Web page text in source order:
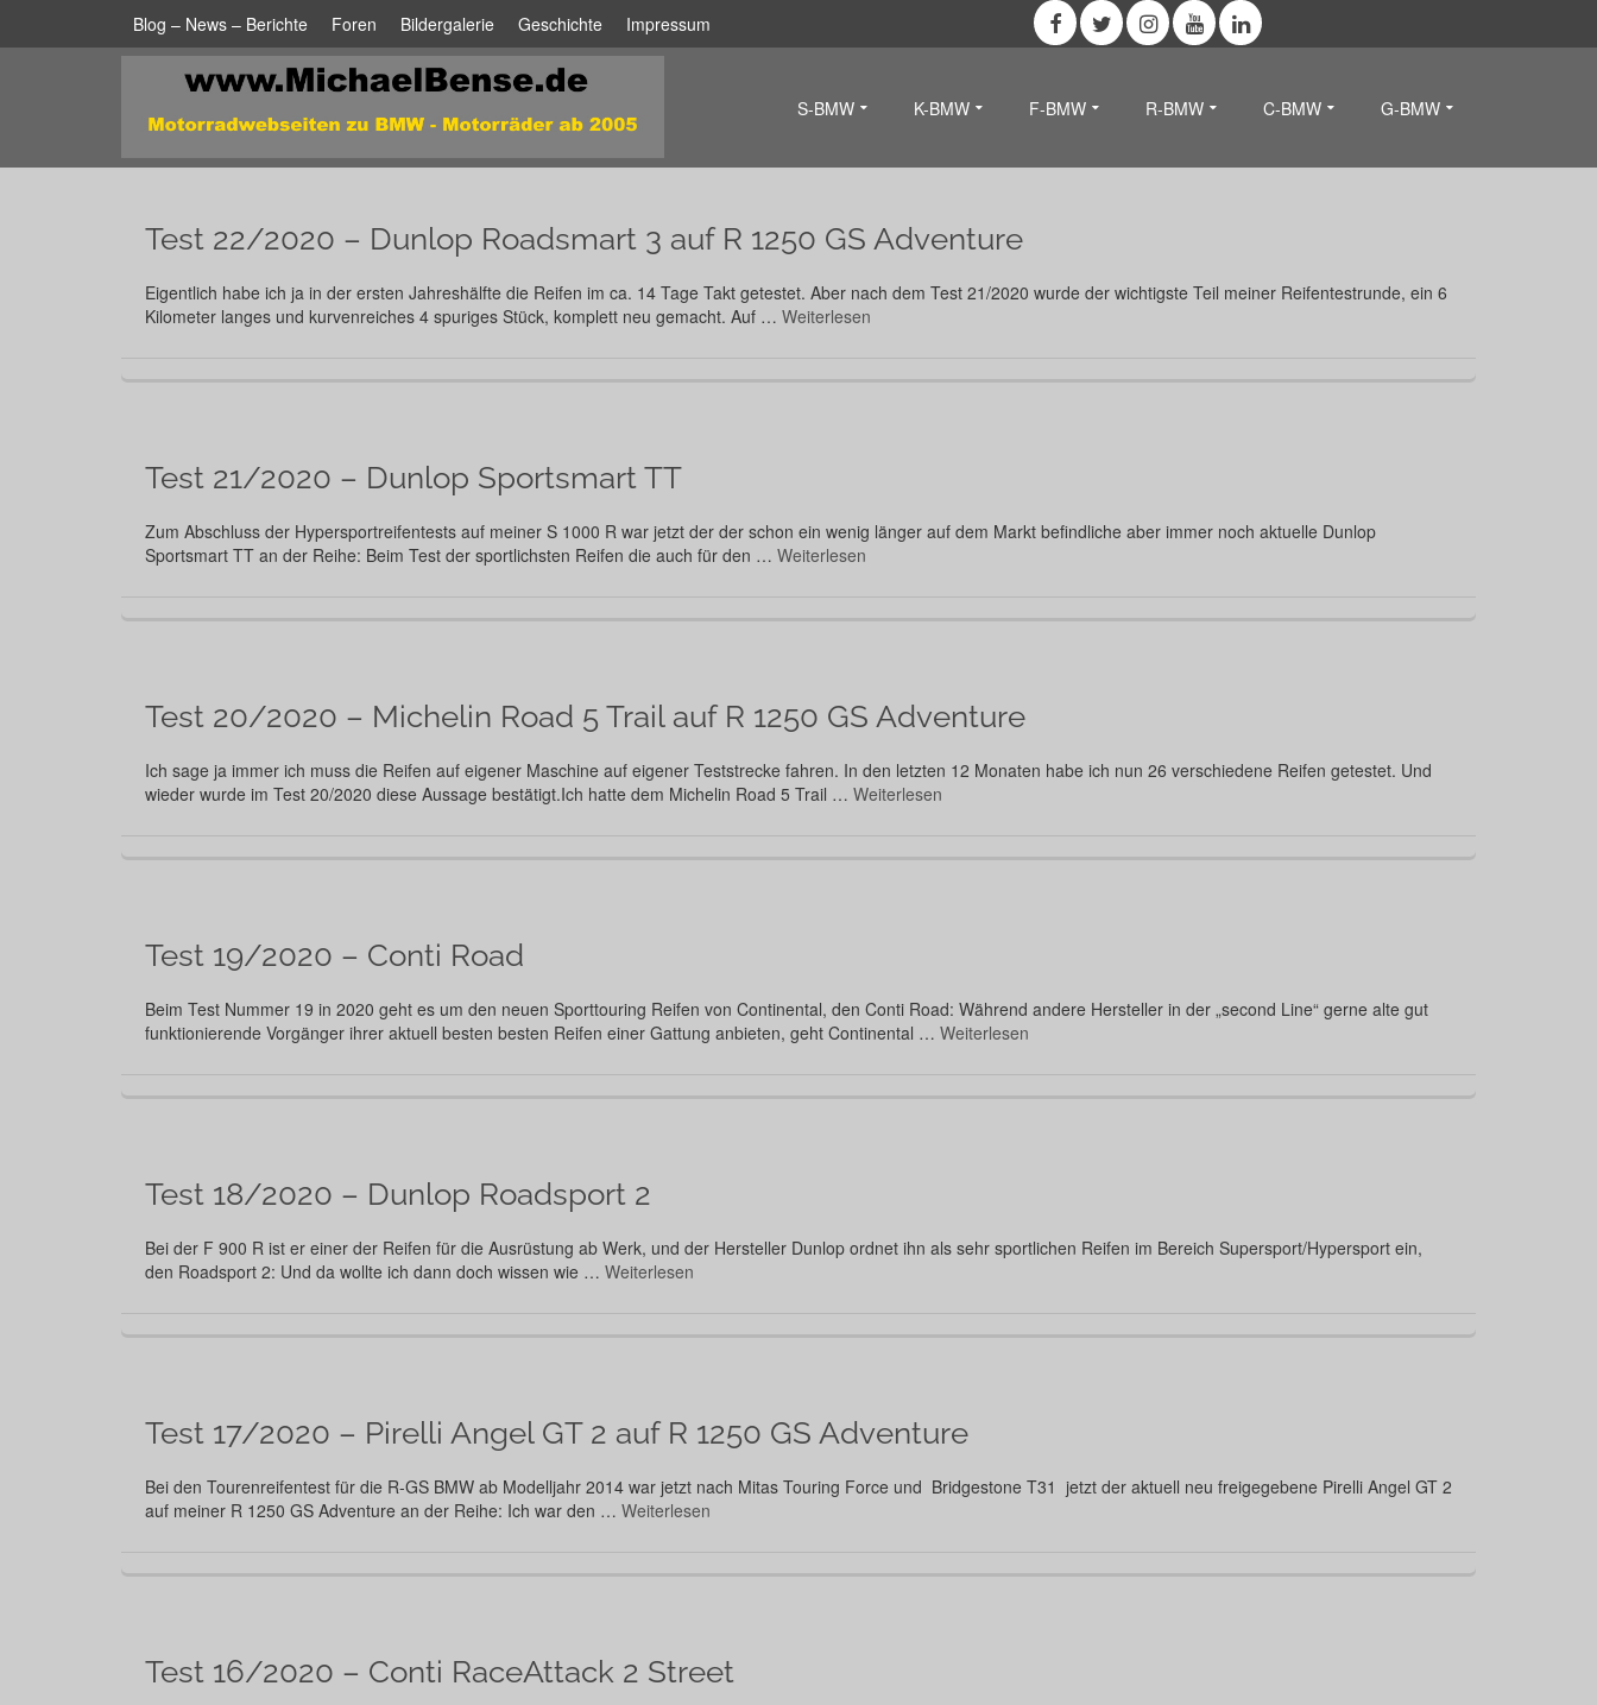
Blog – News – Berichte Foren Bildergalerie Geschichte Impressum
S-BMW K-BMW F-BMW R-BMW C-BMW G-BMW
Test 22/2020 – Dunlop Roadsmart 3 auf R 1250 GS Adventure
Eigentlich habe ich ja in der ersten Jahreshälfte die Reifen im ca. 14 Tage Takt getestet. Aber nach dem Test 21/2020 wurde der wichtigste Teil meiner Reifentestrunde, ein 6
Kilometer langes und kurvenreiches 4 spuriges Stück, komplett neu gemacht. Auf … Weiterlesen
Test 21/2020 – Dunlop Sportsmart TT
Zum Abschluss der Hypersportreifentests auf meiner S 1000 R war jetzt der der schon ein wenig länger auf dem Markt befindliche aber immer noch aktuelle Dunlop
Sportsmart TT an der Reihe: Beim Test der sportlichsten Reifen die auch für den … Weiterlesen
Test 20/2020 – Michelin Road 5 Trail auf R 1250 GS Adventure
Ich sage ja immer ich muss die Reifen auf eigener Maschine auf eigener Teststrecke fahren. In den letzten 12 Monaten habe ich nun 26 verschiedene Reifen getestet. Und
wieder wurde im Test 20/2020 diese Aussage bestätigt.Ich hatte dem Michelin Road 5 Trail … Weiterlesen
Test 19/2020 – Conti Road
Beim Test Nummer 19 in 2020 geht es um den neuen Sporttouring Reifen von Continental, den Conti Road: Während andere Hersteller in der „second Line“ gerne alte gut
funktionierende Vorgänger ihrer aktuell besten besten Reifen einer Gattung anbieten, geht Continental … Weiterlesen
Test 18/2020 – Dunlop Roadsport 2
Bei der F 900 R ist er einer der Reifen für die Ausrüstung ab Werk, und der Hersteller Dunlop ordnet ihn als sehr sportlichen Reifen im Bereich Supersport/Hypersport ein,
den Roadsport 2: Und da wollte ich dann doch wissen wie … Weiterlesen
Test 17/2020 – Pirelli Angel GT 2 auf R 1250 GS Adventure
Bei den Tourenreifentest für die R-GS BMW ab Modelljahr 2014 war jetzt nach Mitas Touring Force und Bridgestone T31 jetzt der aktuell neu freigegebene Pirelli Angel GT 2
auf meiner R 1250 GS Adventure an der Reihe: Ich war den … Weiterlesen
Test 16/2020 – Conti RaceAttack 2 Street